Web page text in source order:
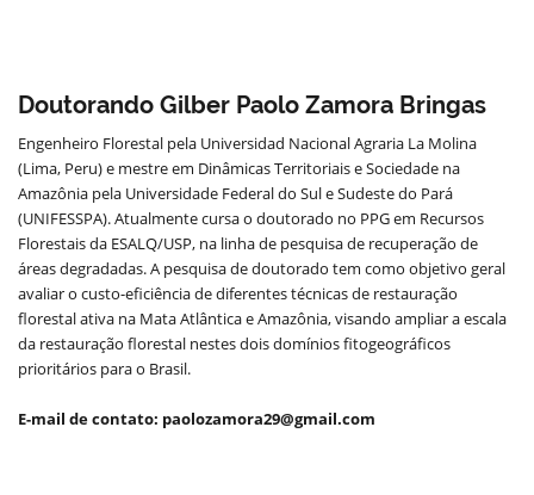
Doutorando Gilber Paolo Zamora Bringas
Engenheiro Florestal pela Universidad Nacional Agraria La Molina
(Lima, Peru) e mestre em Dinâmicas Territoriais e Sociedade na
Amazônia pela Universidade Federal do Sul e Sudeste do Pará
(UNIFESSPA). Atualmente cursa o doutorado no PPG em Recursos
Florestais da ESALQ/USP, na linha de pesquisa de recuperação de
áreas degradadas. A pesquisa de doutorado tem como objetivo geral
avaliar o custo-eficiência de diferentes técnicas de restauração
florestal ativa na Mata Atlântica e Amazônia, visando ampliar a escala
da restauração florestal nestes dois domínios fitogeográficos
prioritários para o Brasil.
E-mail de contato: paolozamora29@gmail.com